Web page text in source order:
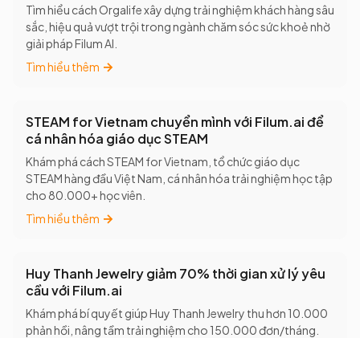
Tìm hiểu cách Orgalife xây dựng trải nghiệm khách hàng sâu
sắc, hiệu quả vượt trội trong ngành chăm sóc sức khoẻ nhờ
giải pháp Filum AI.
Tìm hiểu thêm
STEAM for Vietnam chuyển mình với Filum.ai để
cá nhân hóa giáo dục STEAM
Khám phá cách STEAM for Vietnam, tổ chức giáo dục
STEAM hàng đầu Việt Nam, cá nhân hóa trải nghiệm học tập
cho 80.000+ học viên.
Tìm hiểu thêm
Huy Thanh Jewelry giảm 70% thời gian xử lý yêu
cầu với Filum.ai
Khám phá bí quyết giúp Huy Thanh Jewelry thu hơn 10.000
phản hồi, nâng tầm trải nghiệm cho 150.000 đơn/tháng.